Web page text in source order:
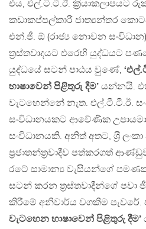
එය, එල්.ටී.ටී.ඊ. ක‍්‍රියාකලාපයට
කඩාකප්පල්කාරී ජාත්‍යන්තර
එන්.ජී. ඕ (රාජ්‍ය නොවන
ත‍්‍රස්තවාදයට එරෙහි යුද්ධයට
යුද්ධයේ සටන් පාඨය වුණේ,
භාෂාවෙන් පිළිතුරු දීම’ යන්නයි.
වැටහෙන්නේ නැත. එල්.ටී.ටී.ඊ.
සංවිධානයකට ආවේණික
සංවිධානයකි. අනිත් අතට, ශ‍්‍රී
ප‍්‍රජාතන්ත‍්‍රවාදීව පත්කරගත්
රටේ සාමාන්‍ය වැසියන්ගේ
සටන් කරන ත‍්‍රස්තවාදීන්ගේ පවා
කිරීමේ අනිවාර්ය වගකීම
වැටහෙන භාෂාවෙන් පිළිතුරු දීම’